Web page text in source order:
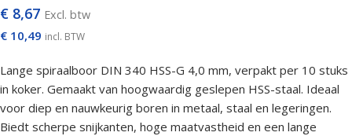
€ 8,67 Excl. btw
€ 10,49 incl. BTW
Lange spiraalboor DIN 340 HSS-G 4,0 mm, verpakt per 10 stuks
in koker. Gemaakt van hoogwaardig geslepen HSS-staal. Ideaal
voor diep en nauwkeurig boren in metaal, staal en legeringen.
Biedt scherpe snijkanten, hoge maatvastheid en een lange